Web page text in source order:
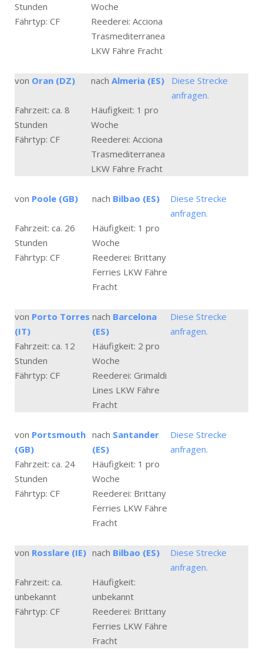
Stunden
Woche
Fährtyp: CF
Reederei: Acciona
Trasmediterranea
LKW Fähre Fracht
von Oran (DZ) nach Almeria (ES)
Diese Strecke
anfragen.
Fahrzeit: ca. 8
Stunden
Häufigkeit: 1 pro
Woche
Fährtyp: CF
Reederei: Acciona
Trasmediterranea
LKW Fähre Fracht
von Poole (GB) nach Bilbao (ES)
Diese Strecke
anfragen.
Fahrzeit: ca. 26
Stunden
Häufigkeit: 1 pro
Woche
Fährtyp: CF
Reederei: Brittany
Ferries LKW Fähre
Fracht
von Porto Torres
(IT)
nach Barcelona
(ES)
Diese Strecke
anfragen.
Fahrzeit: ca. 12
Stunden
Häufigkeit: 2 pro
Woche
Fährtyp: CF
Reederei: Grimaldi
Lines LKW Fähre
Fracht
von Portsmouth
(GB)
nach Santander
(ES)
Diese Strecke
anfragen.
Fahrzeit: ca. 24
Stunden
Häufigkeit: 1 pro
Woche
Fährtyp: CF
Reederei: Brittany
Ferries LKW Fähre
Fracht
von Rosslare (IE) nach Bilbao (ES)
Diese Strecke
anfragen.
Fahrzeit: ca.
unbekannt
Häufigkeit:
unbekannt
Fährtyp: CF
Reederei: Brittany
Ferries LKW Fähre
Fracht